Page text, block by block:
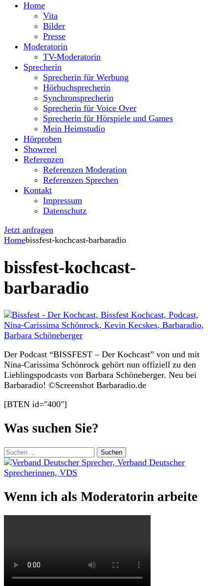
Home
Vita
Bilder
Presse
Moderatorin
TV-Moderatorin
Sprecherin
Sprecherin für Werbung
Hörbuchsprecherin
Synchronsprecherin
Sprecherin für Voice Over
Sprecherin für Hörspiele und Games
Mein Heimstudio
Hörproben
Showreel
Referenzen
Referenzen Moderation
Referenzen Sprechen
Kontakt
Impressum
Datenschutz
Jetzt anfragen
Homebissfest-kochcast-barbaradio
bissfest-kochcast-
barbaradio
Der Podcast “BISSFEST – Der Kochcast” von und mit
Nina-Carissima Schönrock gehört nun offiziell zu den
Lieblingspodcasts von Barbara Schöneberger. Neu bei
Barbaradio! ©Screenshot Barbaradio.de
[BTEN id="400"]
Was suchen Sie?
Suchen
nach:
Wenn ich als Moderatorin arbeite